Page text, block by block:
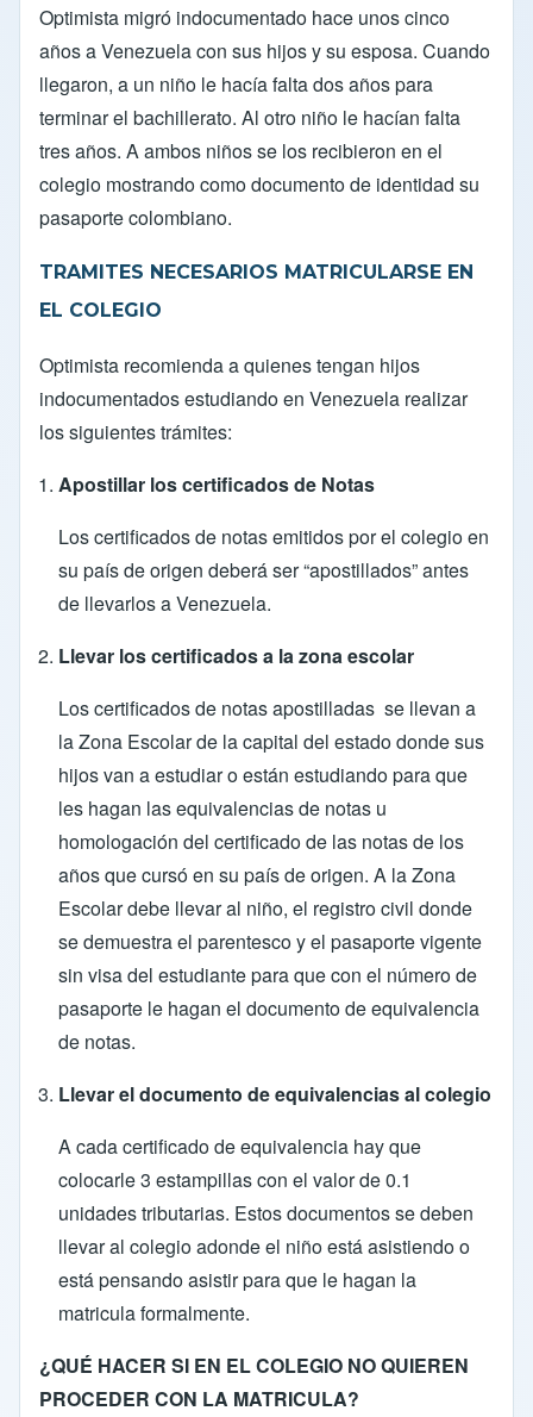
Optimista migró indocumentado hace unos cinco
años a Venezuela con sus hijos y su esposa. Cuando
llegaron, a un niño le hacía falta dos años para
terminar el bachillerato. Al otro niño le hacían falta
tres años. A ambos niños se los recibieron en el
colegio mostrando como documento de identidad su
pasaporte colombiano.
TRAMITES NECESARIOS MATRICULARSE EN
EL COLEGIO
Optimista recomienda a quienes tengan hijos
indocumentados estudiando en Venezuela realizar
los siguientes trámites:
Apostillar los certificados de Notas
Los certificados de notas emitidos por el colegio en
su país de origen deberá ser “apostillados” antes
de llevarlos a Venezuela.
Llevar los certificados a la zona escolar
Los certificados de notas apostilladas se llevan a
la Zona Escolar de la capital del estado donde sus
hijos van a estudiar o están estudiando para que
les hagan las equivalencias de notas u
homologación del certificado de las notas de los
años que cursó en su país de origen. A la Zona
Escolar debe llevar al niño, el registro civil donde
se demuestra el parentesco y el pasaporte vigente
sin visa del estudiante para que con el número de
pasaporte le hagan el documento de equivalencia
de notas.
Llevar el documento de equivalencias al colegio
A cada certificado de equivalencia hay que
colocarle 3 estampillas con el valor de 0.1
unidades tributarias. Estos documentos se deben
llevar al colegio adonde el niño está asistiendo o
está pensando asistir para que le hagan la
matricula formalmente.
¿QUÉ HACER SI EN EL COLEGIO NO QUIEREN
PROCEDER CON LA MATRICULA?